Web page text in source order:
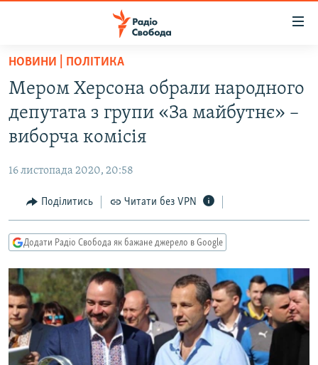
Перейти
основного
матеріалу
Перейти
до
основної
Перейти
до
пошуку
ВСЕ ЗА ДОБУ
СТАТТІ
ЕКОНОМІКА
СУСПІЛЬСТВО
УКРАЇНА
СВІТ
РОСІЙСЬКА «ФІЛЬТРАЦІЯ»
ДОНБАС.РЕАЛІЇ
ТИ ЯК?
СХЕМИ
КИТАЙ.ВИКЛИКИ
МУЛЬТИМЕДІА
ФОТО
НОВИНИ | ПОЛІТИКА
Мером Херсона обрали народного
депутата з групи «За майбутнє» –
виборча комісія
16 листопада 2020, 20:58
Поділитись Читати без VPN
Додати Радіо Свобода як бажане джерело в Google